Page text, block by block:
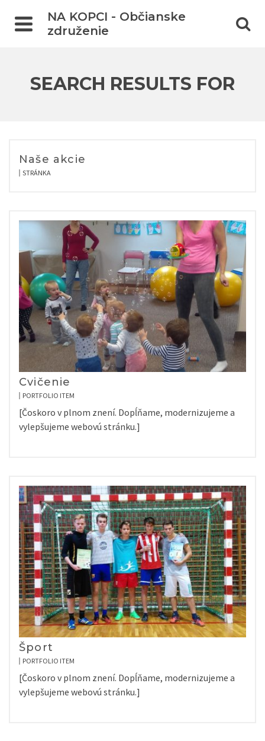
NA KOPCI - Občianske
združenie
SEARCH RESULTS FOR
Naše akcie
STRÁNKA
Cvičenie
PORTFOLIO ITEM
[Čoskoro v plnom znení. Dopĺňame, modernizujeme a
vylepšujeme webovú stránku.]
Šport
PORTFOLIO ITEM
[Čoskoro v plnom znení. Dopĺňame, modernizujeme a
vylepšujeme webovú stránku.]